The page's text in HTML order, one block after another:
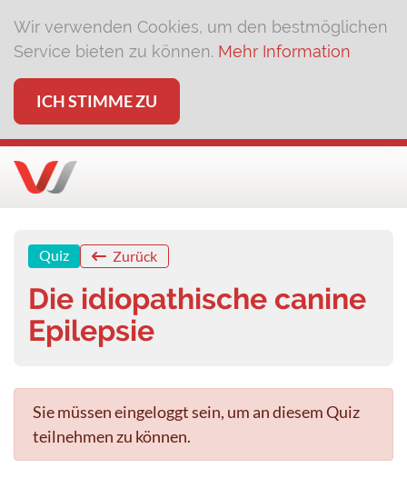
Wir verwenden Cookies, um den bestmöglichen
Service bieten zu können. Mehr Information
ICH STIMME ZU
Quiz Zurück
Die idiopathische canine
Epilepsie
Sie müssen eingeloggt sein, um an diesem Quiz
teilnehmen zu können.